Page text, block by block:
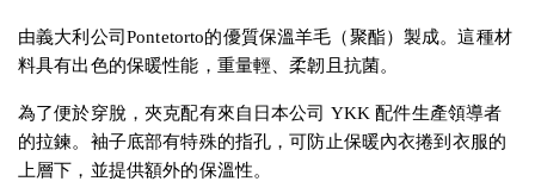
由義大利公司Pontetorto的優質保溫羊毛（聚酯）製成。這種材
料具有出色的保暖性能，重量輕、柔韌且抗菌。
為了便於穿脫，夾克配有來自日本公司 YKK 配件生產領導者
的拉鍊。袖子底部有特殊的指孔，可防止保暖內衣捲到衣服的
上層下，並提供額外的保溫性。